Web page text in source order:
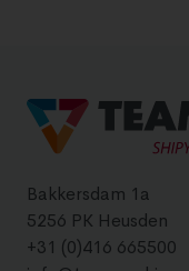
Bakkersdam 1a
5256 PK Heusden
+31 (0)416 665500